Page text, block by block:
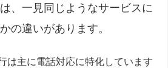
、一見同じようなサービスに
の違いがあります。
は主に電話対応に特化しています